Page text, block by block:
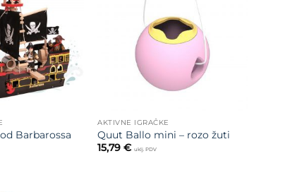
na listu
Barbarossa
AKTIVNE IGRAČKE
Quut Ballo mini – rozo žuti
15,79€ uklj. PDV